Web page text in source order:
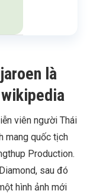
là
viên người Thái
mang quốc tịch
Production.
sau đó
hình ảnh mới